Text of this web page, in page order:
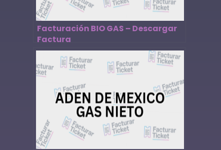
Facturación BIO GAS – Descargar
Factura